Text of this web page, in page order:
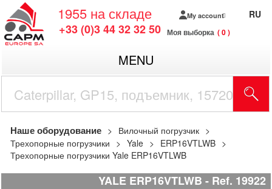
1955 на складе
+33 (0)3 44 32 32 50
My account
Моя выборка 0
RU
MENU
Наше оборудование
Вилочный погрузчик
Трехопорные погрузчики
Yale
ERP16VTLWB
Трехопорные погрузчики Yale ERP16VTLWB
YALE ERP16VTLWB Ref. 19922